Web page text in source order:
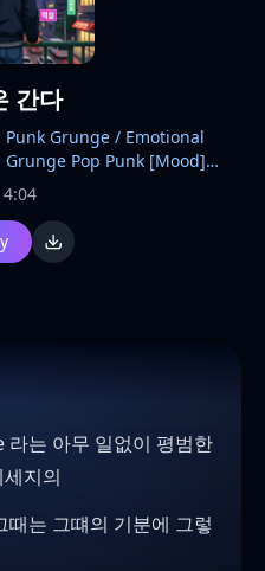
간다
Grunge / Emotional
Pop Punk [Mood]
youthful yet worn-out,
regret, loneliness, hope,
but melodic with raw
groove with steady
soft-to-loud transitions,
guitars, emotional clean
vocal with slightly rough
Reflective verses
with emotional guitar
[Sound] High-quality
guitars, analog warmth, raw
grunge atmosphere
4:04
는 아무 일없이 평범한
지의
는 그떄의 기분에 그렇